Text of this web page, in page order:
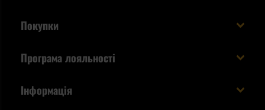
Покупки
Способи оплати
Програма лояльності
Інформація